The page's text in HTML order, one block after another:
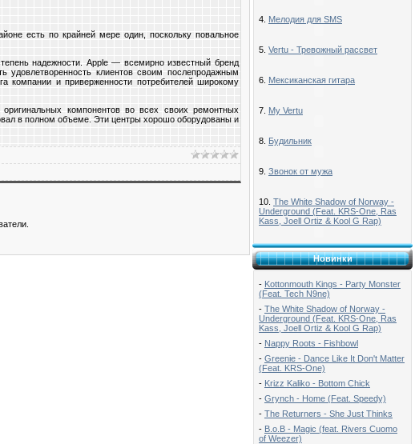
есть по крайней мере один, поскольку повальное
надежности. Apple — всемирно известный бренд
удовлетворенность клиентов своим послепродажным
компании и приверженности потребителей широкому
компонентов во всех своих ремонтных
в полном объеме. Эти центры хорошо оборудованы и
4. Мелодия для SMS
5. Vertu - Тревожный рассвет
6. Мексиканская гитара
7. My Vertu
8. Будильник
9. Звонок от мужа
10. The White Shadow of Norway -
Underground (Feat. KRS-One, Ras
Kass, Joell Ortiz & Kool G Rap)
Новинки
- Kottonmouth Kings - Party Monster
(Feat. Tech N9ne)
- The White Shadow of Norway -
Underground (Feat. KRS-One, Ras
Kass, Joell Ortiz & Kool G Rap)
- Nappy Roots - Fishbowl
- Greenie - Dance Like It Don't Matter
(Feat. KRS-One)
- Krizz Kaliko - Bottom Chick
- Grynch - Home (Feat. Speedy)
- The Returners - She Just Thinks
- B.o.B - Magic (feat. Rivers Cuomo
of Weezer)